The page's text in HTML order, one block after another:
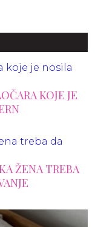
KOJE JE
ŽENA TREBA